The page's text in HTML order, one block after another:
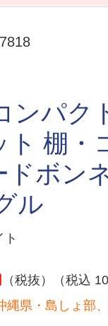
ンパク
棚・
ボン
ル
（税抜）（税込
県・島しょ部